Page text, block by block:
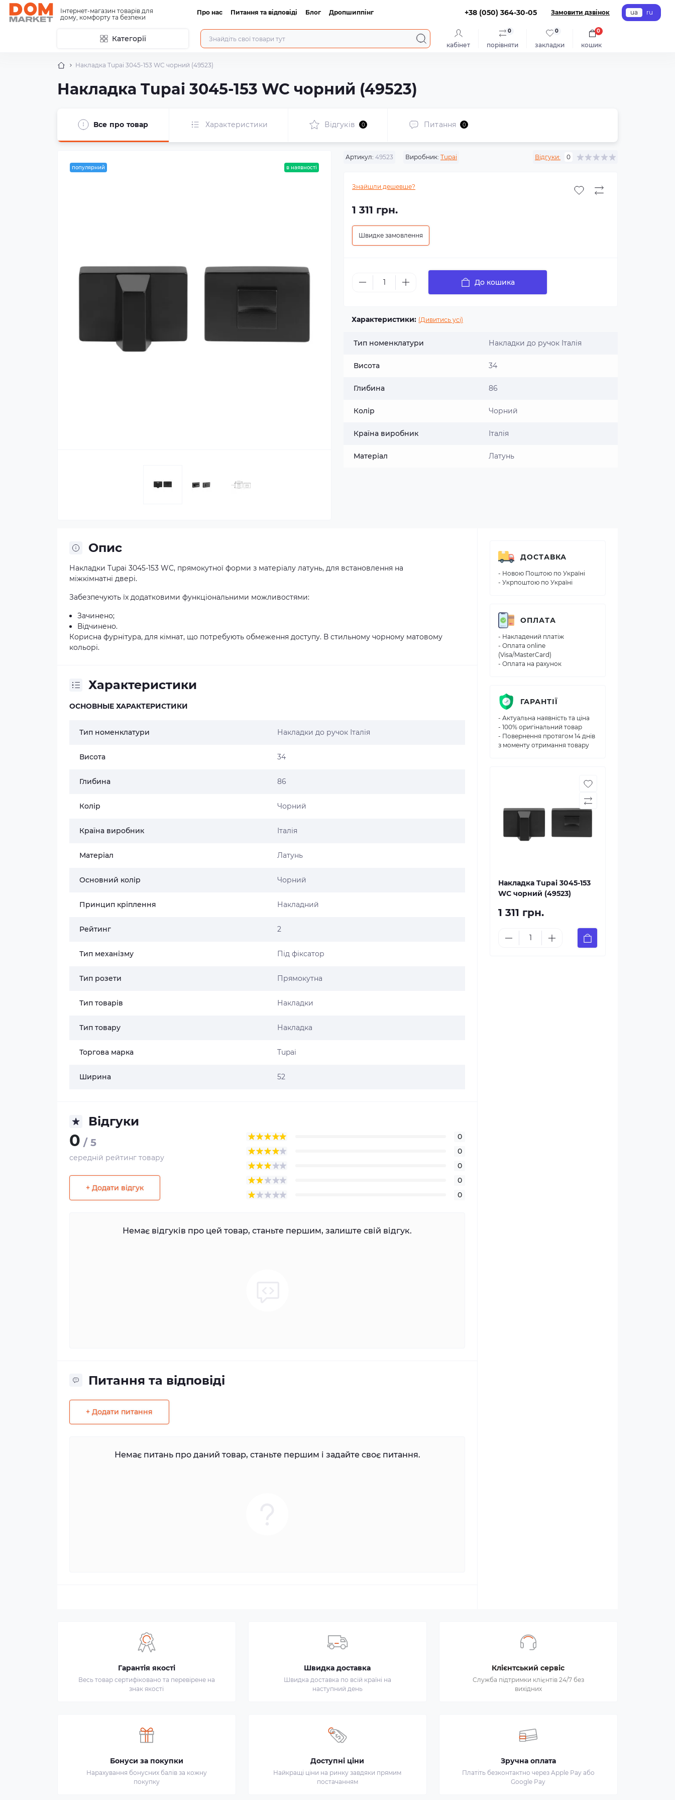
Інтернет-магазин товарів для
дому, комфорту та безпеки
Про нас Питання та відповіді Блог Дропшиппінг +38 (050) 364-30-05 Замовити дзвінок ua ru
Категорії
кабінет порівняти
0
закладки
0
кошик
0
Накладка Tupai 3045-153 WC чорний (49523)
Накладка Tupai 3045-153 WC чорний (49523)
Все про товар Характеристики Відгуків 0 Питання 0
популярний в наявності
Артикул: 49523 Виробник: Tupai Відгуки: 0
Знайшли дешевше?
1 311 грн.
Швидке замовлення
До кошика
Характеристики: (Дивитись усі)
Тип номенклатури Накладки до ручок Італія
Висота 34
Глибина 86
Колір Чорний
Країна виробник Італія
Матеріал Латунь
Опис
Накладки Tupai 3045-153 WC, прямокутної форми з матеріалу латунь, для встановлення на
міжкімнатні двері.
Забезпечують їх додатковими функціональними можливостями:
Зачинено;
Відчинено.
Корисна фурнітура, для кімнат, що потребують обмеження доступу. В стильному чорному матовому
кольорі.
Характеристики
ОСНОВНЫЕ ХАРАКТЕРИСТИКИ
Тип номенклатури Накладки до ручок Італія
Висота 34
Глибина 86
Колір Чорний
Країна виробник Італія
Матеріал Латунь
Основний колір Чорний
Принцип кріплення Накладний
Рейтинг 2
Тип механізму Під фіксатор
Тип розети Прямокутна
Тип товарів Накладки
Тип товару Накладка
Торгова марка Tupai
Ширина 52
Відгуки
0 / 5
середній рейтинг товару
+ Додати відгук
0
0
0
0
0
Немає відгуків про цей товар, станьте першим, залиште свій відгук.
Питання та відповіді
+ Додати питання
Немає питань про даний товар, станьте першим і задайте своє питання.
ДОСТАВКА
- Новою Поштою по Україні
- Укрпоштою по Україні
ОПЛАТА
- Накладений платіж
- Оплата online
(Visa/MasterCard)
- Оплата на рахунок
ГАРАНТІЇ
- Актуальна наявність та ціна
- 100% оригінальний товар
- Повернення протягом 14 днів
з моменту отримання товару
Накладка Tupai 3045-153
WC чорний (49523)
1 311 грн.
Гарантія якості
Весь товар сертифіковано та перевірене на
знак якості
Швидка доставка
Швидка доставка по всій країні на
наступний день
Клієнтський сервіс
Служба підтримки клієнтів 24/7 без
вихідних
Бонуси за покупки
Нарахування бонусних балів за кожну
покупку
Доступні ціни
Найкращі ціни на ринку завдяки прямим
постачанням
Зручна оплата
Платіть безконтактно через Apple Pay або
Google Pay